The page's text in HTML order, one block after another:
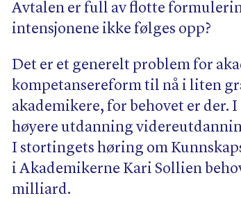
Avtalen er full av flotte
intensjonene ikke følges opp?
Det er et generelt problem for
kompetansereform til nå i liten
akademikere, for behovet er der.
høyere utdanning
I stortingets høring om
i Akademikerne Kari Sollien
milliard.